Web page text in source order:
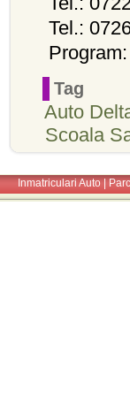
Tel.:
Tag
Auto
Scoala
Inmatriculari Auto